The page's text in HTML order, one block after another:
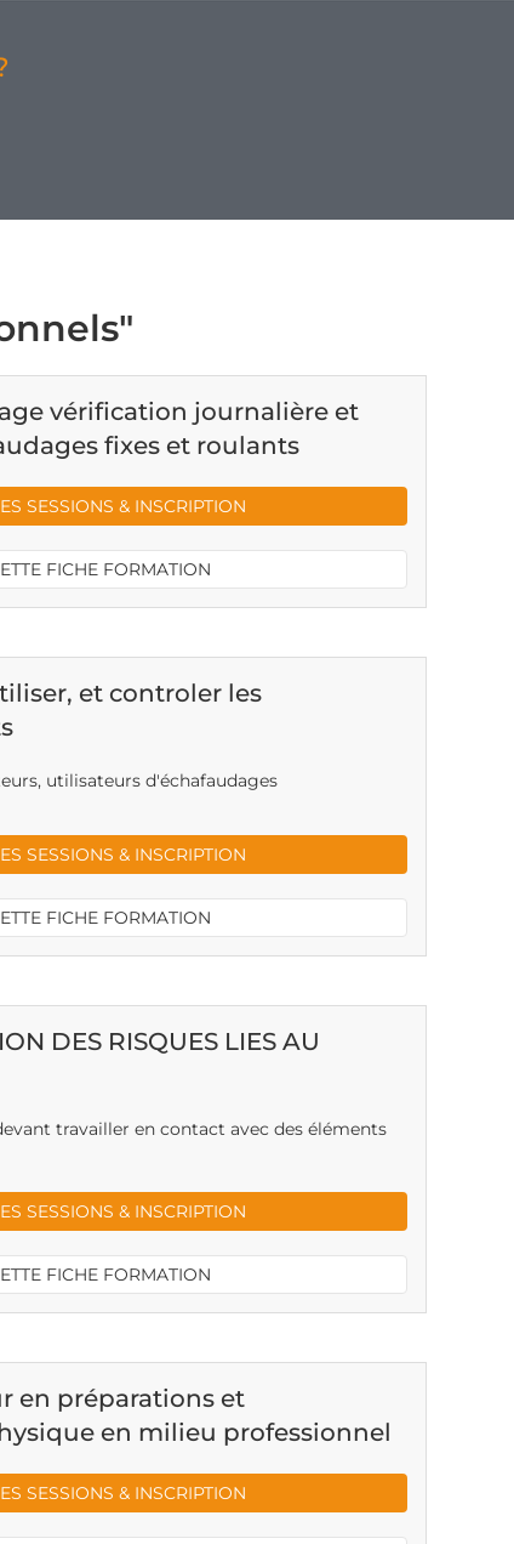
vérification journalière et
fixes et roulants
SESSIONS & INSCRIPTION
FICHE FORMATION
et controler les
utilisateurs d'échafaudages
SESSIONS & INSCRIPTION
FICHE FORMATION
DES RISQUES LIES AU
travailler en contact avec des éléments
SESSIONS & INSCRIPTION
FICHE FORMATION
en préparations et
en milieu professionnel
SESSIONS & INSCRIPTION